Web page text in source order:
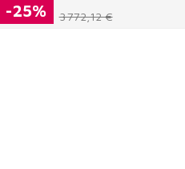
-25% 3 772,12 €